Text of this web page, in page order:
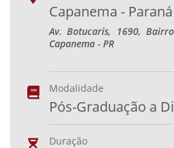
Capanema - Paraná
Av. Botucaris, 1690,
Capanema - PR
Modalidade
Pós-Graduação a
Duração